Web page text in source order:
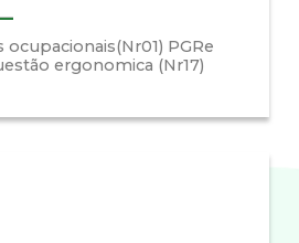
ocupacionais(Nr01) PGRe
ergonomica (Nr17)